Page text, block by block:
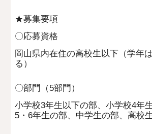
★募集要項
〇応募資格
岡山県内在住の高校生以下（学年
る）
〇部門（5部門）
小学校3年生以下の部、小学校4年
5・6年生の部、中学生の部、高校